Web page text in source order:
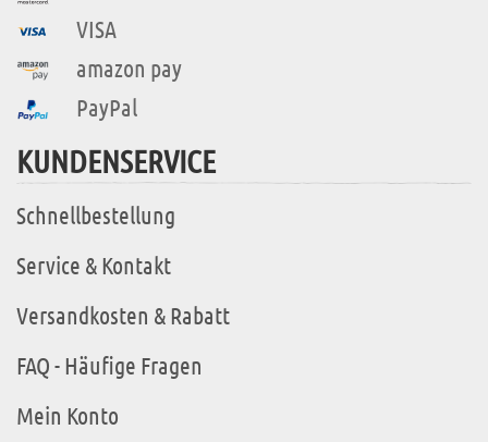
VISA
amazon pay
PayPal
KUNDENSERVICE
Schnellbestellung
Service & Kontakt
Versandkosten & Rabatt
FAQ - Häufige Fragen
Mein Konto